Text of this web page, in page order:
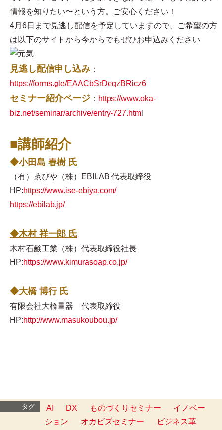
情報を知りたい〜という方。ご安心ください！
4月6日まで見逃し配信を予定していますので、ご希望の方
は以下のサイトから今からでもぜひお申込みください
見逃し配信申し込み ：
https://forms.gle/EAACbSrDeqzBRicz6
セミナー紹介ページ ： https://www.oka-
biz.net/seminar/archive/entry-727.htm
■講師紹介
◆小田島 春樹 氏
（有）ゑびや（株）EBILAB 代表取締役
HP:https://www.ise-ebiya.com/
https://ebilab.jp/
◆木村 祥一郎 氏
木村石鹸工業（株）代表取締役社長
HP:https://www.kimurasoap.co.jp/
◆大橋 博行 氏
有限会社大橋量器 代表取締役
HP:http://www.masukoubou.jp/
タグ AI DX ものづくりセミナー
イノベー
ション
オカビズセミナー
ビジネス革